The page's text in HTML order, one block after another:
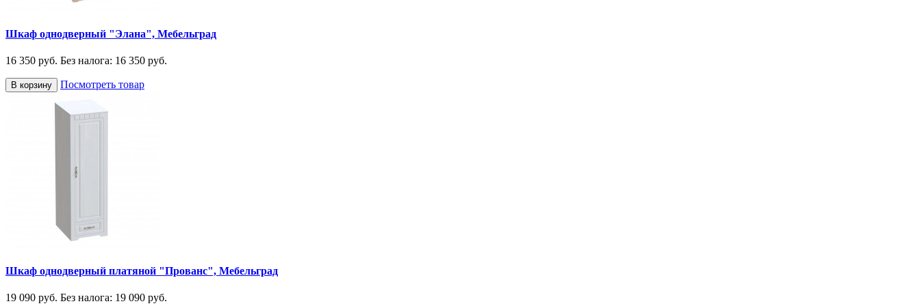
Шкаф однодверный "Элана", Мебельград
16 350 руб. Без налога: 16 350 руб.
В корзину Посмотреть товар
Шкаф однодверный платяной "Прованс", Мебельград
19 090 руб. Без налога: 19 090 руб.